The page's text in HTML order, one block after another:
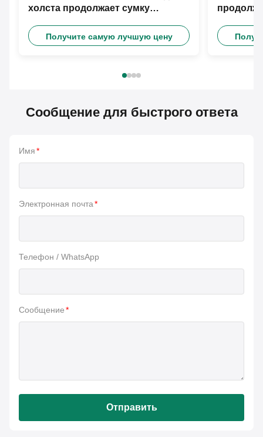
холста продолжает сумку
Получите самую лучшую цену
Сообщение для быстрого ответа
Имя*
Электронная почта*
Телефон / WhatsApp
Сообщение*
Отправить